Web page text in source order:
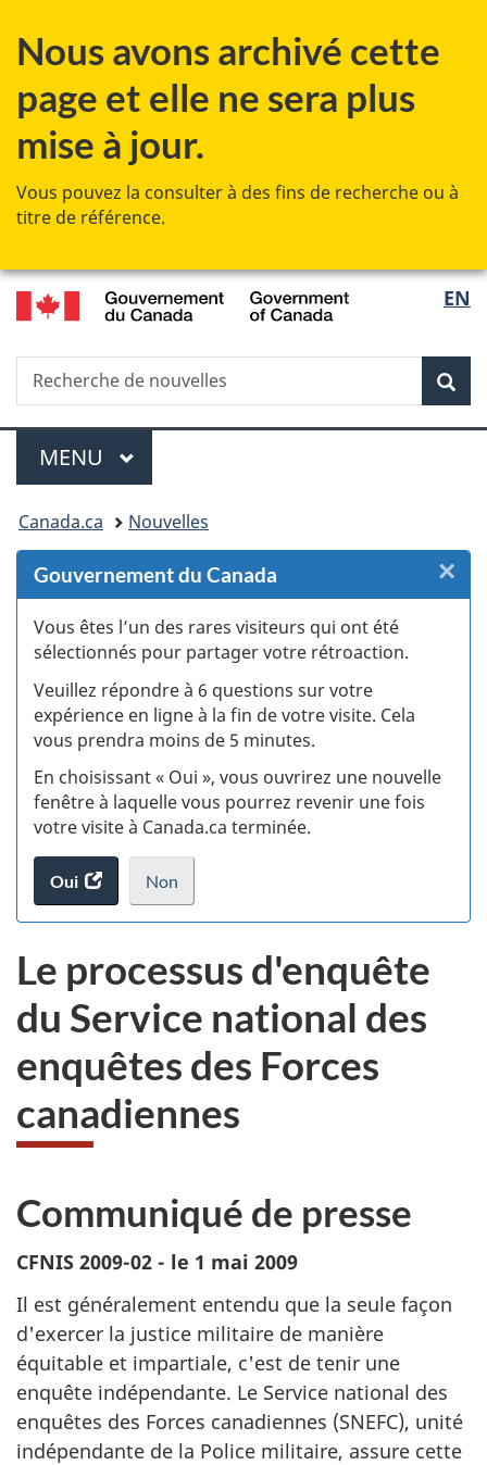
Nous avons archivé cette
page et elle ne sera plus
mise à jour.
Vous pouvez la consulter à des fins de recherche ou à
titre de référence.
au
des
au
principal
à
Au
»
à
version
de
la
EN
Recherche
Recherche
de
Menu
MENU PRINCIPAL
Vous
êtes
ici :
Canada.ca Nouvelles
Gouvernement du Canada
Vous êtes l’un des rares visiteurs qui ont été
sélectionnés pour partager votre rétroaction.
Veuillez répondre à 6 questions sur votre
expérience en ligne à la fin de votre visite. Cela
vous prendra moins de 5 minutes.
En choisissant « Oui », vous ouvrirez une nouvelle
fenêtre à laquelle vous pourrez revenir une fois
votre visite à Canada.ca terminée.
Oui
accéder
au
Non
je
pas
au
sondage
du
site
web,
.
×
Le processus d'enquête
du Service national des
enquêtes des Forces
canadiennes
Communiqué de presse
CFNIS 2009-02 - le 1 mai 2009
Il est généralement entendu que la seule façon
d'exercer la justice militaire de manière
équitable et impartiale, c'est de tenir une
enquête indépendante. Le Service national des
enquêtes des Forces canadiennes (SNEFC), unité
indépendante de la Police militaire, assure cette